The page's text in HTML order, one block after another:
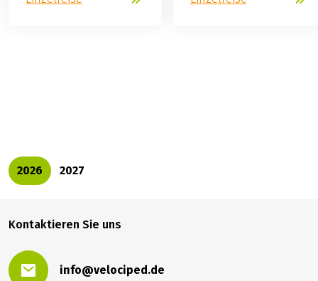
ab 769,00 €
2026
2027
Kontaktieren Sie uns
info@velociped.de